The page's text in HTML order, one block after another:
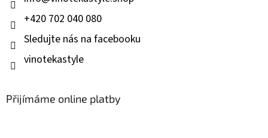
+420 702 040 080
Sledujte nás na facebooku
vinotekastyle
Přijímáme online platby